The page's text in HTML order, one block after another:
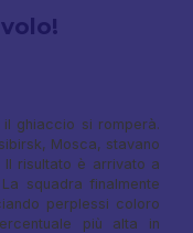
ghiaccio si romperà.
Mosca, stavano
risultato è arrivato a
squadra finalmente
perplessi coloro
più alta in